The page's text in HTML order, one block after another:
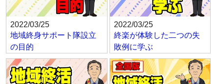
2022/03/25
地域終身サポート隊設立
の目的
2022/03/25
終楽が体験した二つの失
敗例に学ぶ